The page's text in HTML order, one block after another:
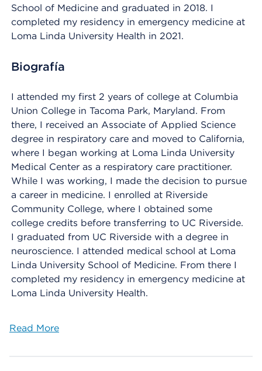
School of Medicine and graduated in 2018. I
completed my residency in emergency medicine at
Loma Linda University Health in 2021.
Biografía
I attended my first 2 years of college at Columbia
Union College in Tacoma Park, Maryland. From
there, I received an Associate of Applied Science
degree in respiratory care and moved to California,
where I began working at Loma Linda University
Medical Center as a respiratory care practitioner.
While I was working, I made the decision to pursue
a career in medicine. I enrolled at Riverside
Community College, where I obtained some
college credits before transferring to UC Riverside.
I graduated from UC Riverside with a degree in
neuroscience. I attended medical school at Loma
Linda University School of Medicine. From there I
completed my residency in emergency medicine at
Loma Linda University Health.
Read More